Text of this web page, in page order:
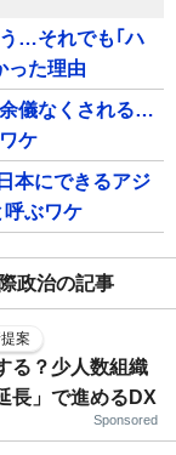
…それでも｢ハ
った理由
儀なくされる…
ケ
本にできるアジ
ぶワケ
政治の記事
案
る？少人数組織
長」で進めるDX
Sponsored